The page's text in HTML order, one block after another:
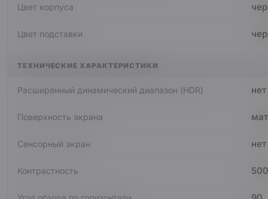
Цвет корпуса
Цвет подставки
ТЕХНИЧЕСКИЕ ХАРАКТЕРИСТИКИ
Расширенный динамический диапазон (HDR) нет
Поверхность экрана
Сенсорный экран нет
Контрастность